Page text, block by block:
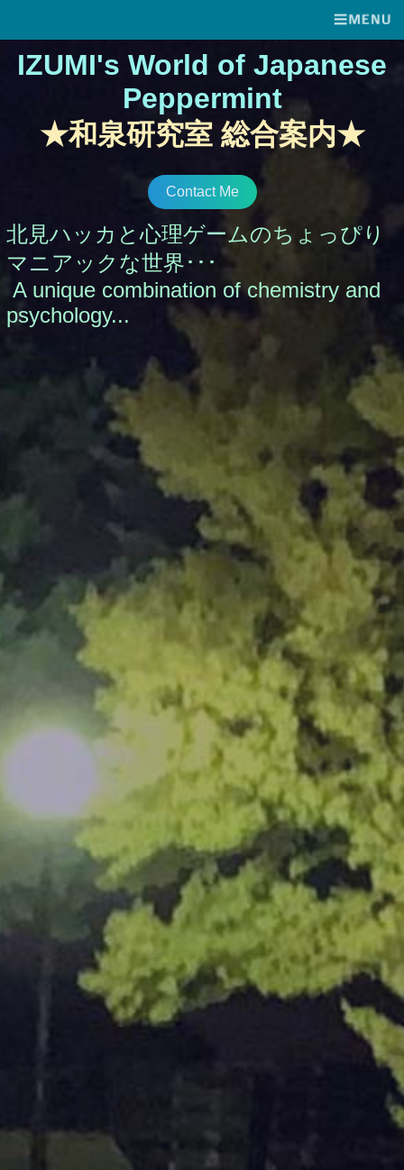
IZUMI's World of Japanese
Peppermint
★和泉研究室 総合案内★
Contact Me
北見ハッカと心理ゲームのちょっぴり
マニアックな世界･･･
A unique combination of chemistry and
psychology...